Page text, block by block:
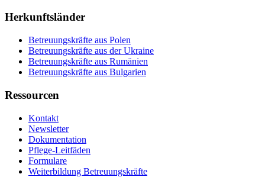
Herkunftsländer
Betreuungskräfte aus Polen
Betreuungskräfte aus der Ukraine
Betreuungskräfte aus Rumänien
Betreuungskräfte aus Bulgarien
Ressourcen
Kontakt
Newsletter
Dokumentation
Pflege-Leitfäden
Formulare
Weiterbildung Betreuungskräfte